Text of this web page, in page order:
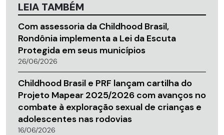
LEIA TAMBÉM
Com assessoria da Childhood Brasil,
Rondônia implementa a Lei da Escuta
Protegida em seus municípios
26/06/2026
Childhood Brasil e PRF lançam cartilha do
Projeto Mapear 2025/2026 com avanços no
combate à exploração sexual de crianças e
adolescentes nas rodovias
16/06/2026